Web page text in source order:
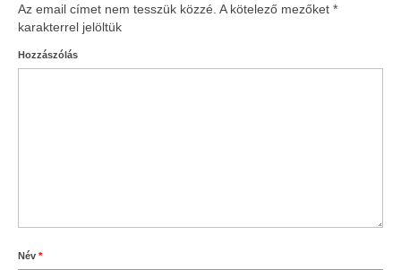
Az email címet nem tesszük közzé. A kötelező mezőket *
karakterrel jelöltük
Hozzászólás
Név *